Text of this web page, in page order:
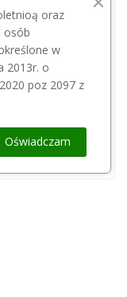
STOCKER
oraz
osób
w
2013r. o
poz 2097 z
Oświadczam